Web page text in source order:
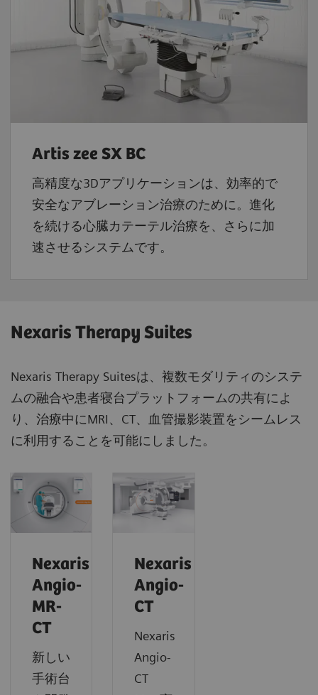
Artis zee SX BC
高精度な3Dアプリケーションは、効率的で
安全なアブレーション治療のために。進化
を続ける心臓カテーテル治療を、さらに加
速させるシステムです。
Nexaris Therapy Suites
Nexaris Therapy Suitesは、複数モダリティのシステ
ムの融合や患者寝台プラットフォームの共有によ
り、治療中にMRI、CT、血管撮影装置をシームレス
に利用することを可能にしました。
Nexaris
Angio-
MR-
CT
新しい
手術台
Nexaris
Angio-
CT
Nexaris
Angio-
CT